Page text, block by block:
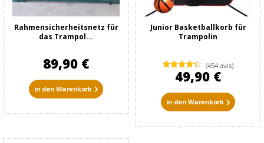
Rahmensicherheitsnetz für
das Trampol...
89,90 €
in den Warenkorb
Junior Basketballkorb für
Trampolin
(454 avis)
49,90 €
in den Warenkorb